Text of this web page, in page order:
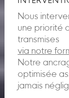
Nous
une priorité
transmises
via notre
Notre
optimisée
jamais